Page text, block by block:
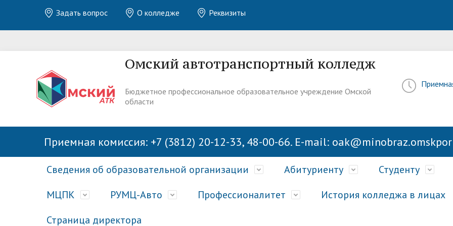
Задать вопрос О колледже Реквизиты
Омский автотранспортный колледж
Бюджетное профессиональное образовательное учреждение Омской
области
Приемная комиссия: +7 (3812) 20-12-33, 48-00-66. E-mail:
Сведения об образовательной организации Абитуриенту Студенту
МЦПК РУМЦ-Авто Профессионалитет
История колледжа в лицах
Страница директора